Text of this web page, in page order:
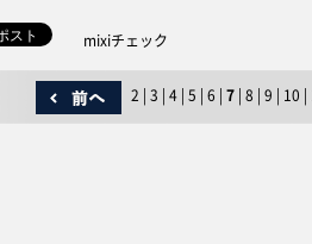
mixiチェック
2 3 4 5 6 7 8 9 10